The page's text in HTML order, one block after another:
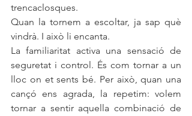
trencaclosques.
Quan la tornem a escoltar, ja sap què
vindrà. I això li encanta.
La familiaritat activa una sensació de
seguretat i control. És com tornar a un
lloc on et sents bé. Per això, quan una
cançó ens agrada, la repetim: volem
tornar a sentir aquella combinació de